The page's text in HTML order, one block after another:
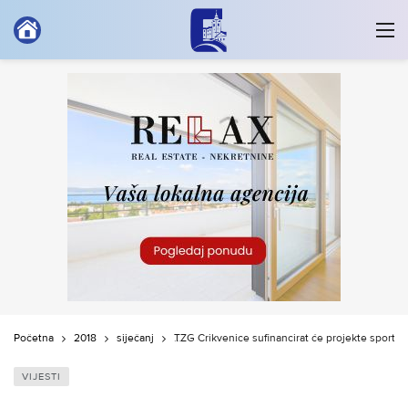
Početna 2018 siječanj TZG Crikvenice sufinancirat će projekte
VIJESTI